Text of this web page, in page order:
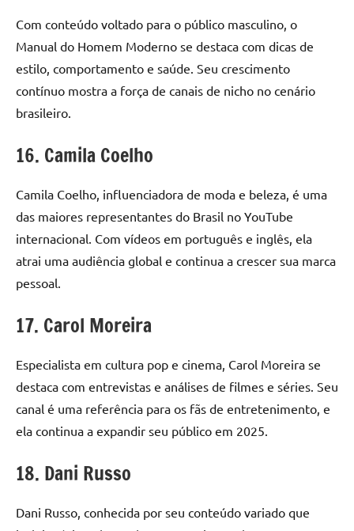
Com conteúdo voltado para o público masculino, o
Manual do Homem Moderno se destaca com dicas de
estilo, comportamento e saúde. Seu crescimento
contínuo mostra a força de canais de nicho no cenário
brasileiro.
16. Camila Coelho
Camila Coelho, influenciadora de moda e beleza, é uma
das maiores representantes do Brasil no YouTube
internacional. Com vídeos em português e inglês, ela
atrai uma audiência global e continua a crescer sua marca
pessoal.
17. Carol Moreira
Especialista em cultura pop e cinema, Carol Moreira se
destaca com entrevistas e análises de filmes e séries. Seu
canal é uma referência para os fãs de entretenimento, e
ela continua a expandir seu público em 2025.
18. Dani Russo
Dani Russo, conhecida por seu conteúdo variado que